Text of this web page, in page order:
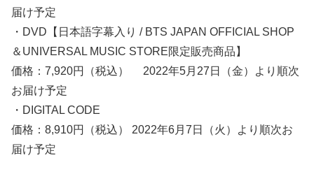
届け予定
・DVD【日本語字幕入り / BTS JAPAN OFFICIAL SHOP
＆UNIVERSAL MUSIC STORE限定販売商品】
価格：7,920円（税込） 2022年5月27日（金）より順次
お届け予定
・DIGITAL CODE
価格：8,910円（税込） 2022年6月7日（火）より順次お
届け予定